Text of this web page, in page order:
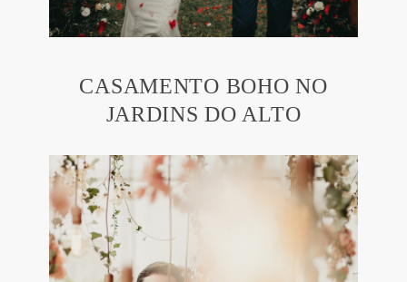
CASAMENTO BOHO NO
JARDINS DO ALTO